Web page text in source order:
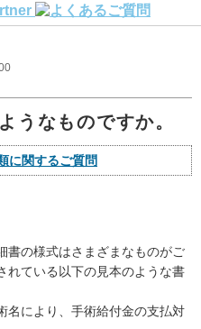
うなものですか。
に関するご質問
書の様式はさまざまなものがご
れている以下の見本のような書
名により、手術給付金の支払対